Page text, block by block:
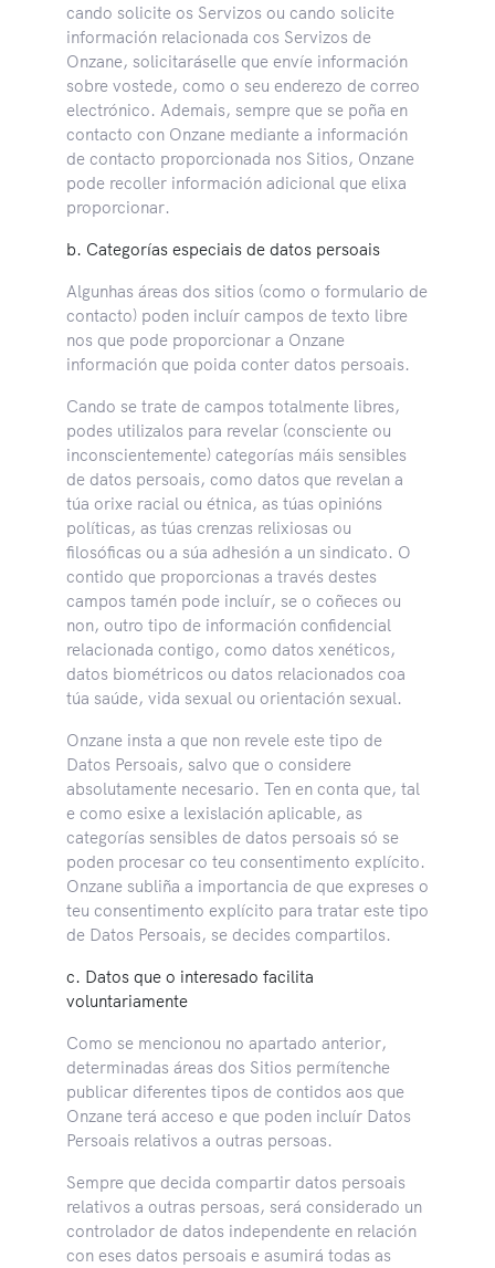
cando solicite os Servizos ou cando solicite
información relacionada cos Servizos de
Onzane, solicitaráselle que envíe información
sobre vostede, como o seu enderezo de correo
electrónico. Ademais, sempre que se poña en
contacto con Onzane mediante a información
de contacto proporcionada nos Sitios, Onzane
pode recoller información adicional que elixa
proporcionar.
b. Categorías especiais de datos persoais
Algunhas áreas dos sitios (como o formulario de
contacto) poden incluír campos de texto libre
nos que pode proporcionar a Onzane
información que poida conter datos persoais.
Cando se trate de campos totalmente libres,
podes utilizalos para revelar (consciente ou
inconscientemente) categorías máis sensibles
de datos persoais, como datos que revelan a
túa orixe racial ou étnica, as túas opinións
políticas, as túas crenzas relixiosas ou
filosóficas ou a súa adhesión a un sindicato. O
contido que proporcionas a través destes
campos tamén pode incluír, se o coñeces ou
non, outro tipo de información confidencial
relacionada contigo, como datos xenéticos,
datos biométricos ou datos relacionados coa
túa saúde, vida sexual ou orientación sexual.
Onzane insta a que non revele este tipo de
Datos Persoais, salvo que o considere
absolutamente necesario. Ten en conta que, tal
e como esixe a lexislación aplicable, as
categorías sensibles de datos persoais só se
poden procesar co teu consentimento explícito.
Onzane subliña a importancia de que expreses o
teu consentimento explícito para tratar este tipo
de Datos Persoais, se decides compartilos.
c. Datos que o interesado facilita
voluntariamente
Como se mencionou no apartado anterior,
determinadas áreas dos Sitios permítenche
publicar diferentes tipos de contidos aos que
Onzane terá acceso e que poden incluír Datos
Persoais relativos a outras persoas.
Sempre que decida compartir datos persoais
relativos a outras persoas, será considerado un
controlador de datos independente en relación
con eses datos persoais e asumirá todas as